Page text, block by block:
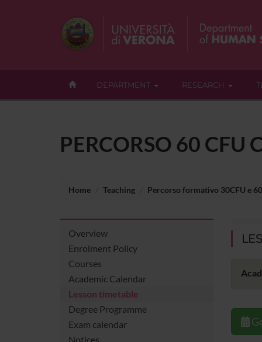
DEPARTMENT RESEARCH
PERCORSO 60 CFU
Home Teaching Percorso formativo 30CFU e
Overview
Enrolment Policy
Courses
Academic Calendar
Lesson timetable
Degree Programme
Exam calendar
Notices